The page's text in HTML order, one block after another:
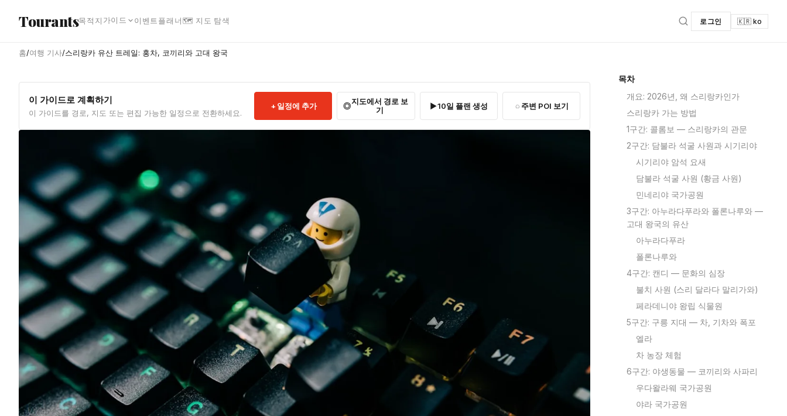
Tourants목적지 가이드 이벤트 플래너🗺 지도 탐색 로그인 🇰🇷 ko
홈/여행 기사/스리랑카 유산 트레일: 홍차, 코끼리와 고대 왕국
이 가이드로 계획하기
이 가이드를 경로, 지도 또는 편집 가능한 일정으로 전환하세요.
일정에 추가
지도에서 경로 보
기
10일 플랜 생성 주변 POI 보기
목차
개요: 2026년, 왜 스리랑카인가
스리랑카 가는 방법
1구간: 콜롬보 — 스리랑카의 관문
2구간: 담불라 석굴 사원과 시기리야
시기리야 암석 요새
담불라 석굴 사원 (황금 사원)
민네리야 국가공원
3구간: 아누라다푸라와 폴론나루와 —
고대 왕국의 유산
아누라다푸라
폴론나루와
4구간: 캔디 — 문화의 심장
불치 사원 (스리 달라다 말리가와)
페라데니야 왕립 식물원
5구간: 구릉 지대 — 차, 기차와 폭포
엘라
차 농장 체험
6구간: 야생동물 — 코끼리와 사파리
우다왈라웨 국가공원
야라 국가공원